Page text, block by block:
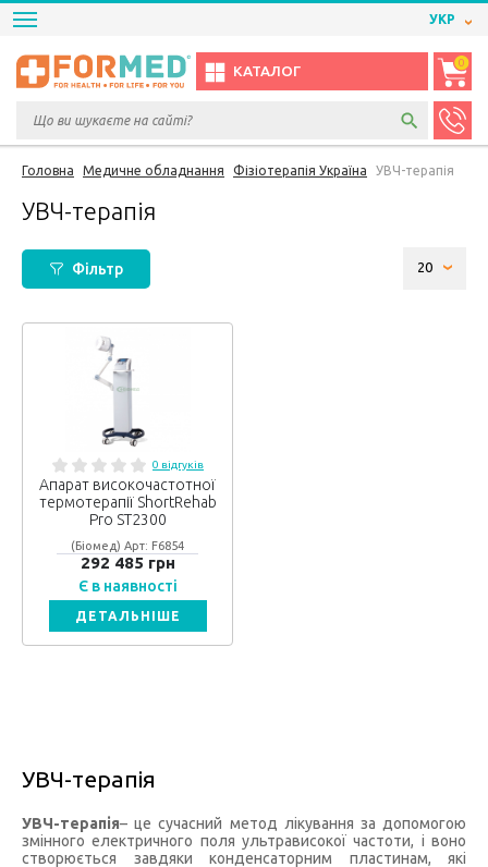
УКР
КАТАЛОГ
0
Головна Медичне обладнання Фізіотерапія Україна УВЧ-терапія
УВЧ-терапія
Фільтр
0 відгуків
Апарат високочастотної
термотерапії ShortRehab
Pro ST2300
(Біомед) Арт: F6854
292 485 грн
Є в наявності
ДЕТАЛЬНІШЕ
УВЧ-терапія
УВЧ-терапія– це сучасний метод лікування за допомогою
змінного електричного поля ультрависокої частоти, і воно
створюється завдяки конденсаторним пластинам, які